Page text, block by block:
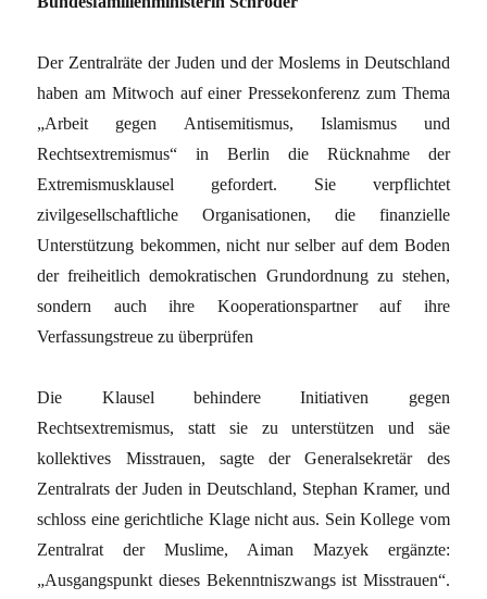
Der Zentralräte der Juden und der Moslems in Deutschland
haben am Mitwoch auf einer Pressekonferenz zum Thema
„Arbeit gegen Antisemitismus, Islamismus und
Rechtsextremismus“ in Berlin die Rücknahme der
Extremismusklausel gefordert. Sie verpflichtet
zivilgesellschaftliche Organisationen, die finanzielle
Unterstützung bekommen, nicht nur selber auf dem Boden
der freiheitlich demokratischen Grundordnung zu stehen,
sondern auch ihre Kooperationspartner auf ihre
Verfassungstreue zu überprüfen
Die Klausel behindere Initiativen gegen
Rechtsextremismus, statt sie zu unterstützen und säe
kollektives Misstrauen, sagte der Generalsekretär des
Zentralrats der Juden in Deutschland, Stephan Kramer, und
schloss eine gerichtliche Klage nicht aus. Sein Kollege vom
Zentralrat der Muslime, Aiman Mazyek ergänzte:
„Ausgangspunkt dieses Bekenntniszwangs ist Misstrauen“.